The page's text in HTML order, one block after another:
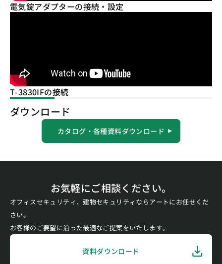
電気錠アダプターの接続・設定
T-3830IFの接続
ダウンロード
カタログ・各種資料ダウンロード
お気軽にご相談ください。
オフィスセキュリティ、建物セキュリティならアートにお任せくだ
さい。
お客様のご要望に沿った最適なご提案をいたします。
資料ダウンロード